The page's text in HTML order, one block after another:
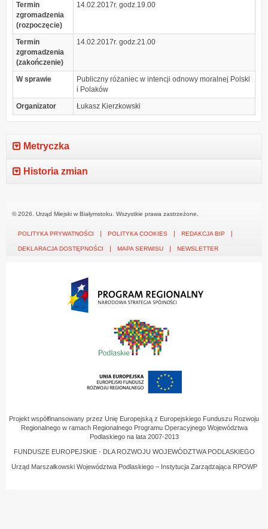
Termin
zgromadzenia
(rozpoczęcie)
14.02.2017r. godz.19.00
Termin
zgromadzenia
(zakończenie)
14.02.2017r. godz.21.00
W sprawie
Publiczny różaniec w intencji odnowy moralnej Polski
i Polaków
Organizator
Łukasz Kierzkowski
Metryczka
Historia zmian
© 2026. Urząd Miejski w Białymstoku. Wszystkie prawa zastrzeżone.
POLITYKA PRYWATNOŚCI POLITYKA COOKIES REDAKCJA BIP
DEKLARACJA DOSTĘPNOŚCI MAPA SERWISU NEWSLETTER
Projekt współfinansowany przez Unię Europejską z Europejskiego Funduszu Rozwoju
Regionalnego w ramach Regionalnego Programu Operacyjnego Województwa
Podlaskiego na lata 2007-2013
FUNDUSZE EUROPEJSKIE - DLA ROZWOJU WOJEWÓDZTWA PODLASKIEGO
Urząd Marszałkowski Województwa Podlaskiego – Instytucja Zarządzająca RPOWP